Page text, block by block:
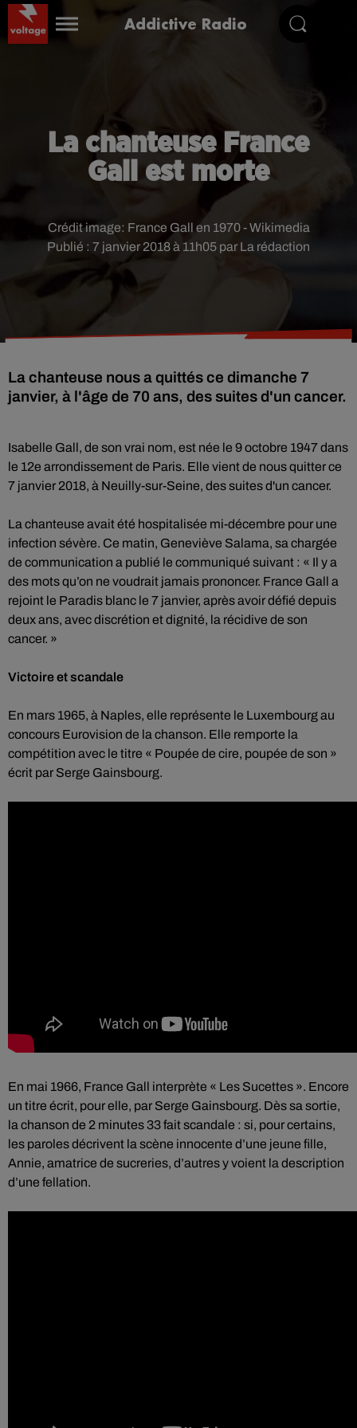
Addictive Radio
La chanteuse France
Gall est morte
Publié : 7 janvier 2018 à 11h05 par La rédaction
Crédit image: France Gall en 1970 - Wikimedia
La chanteuse nous a quittés ce dimanche 7
janvier, à l'âge de 70 ans, des suites d'un cancer.
Isabelle Gall, de son vrai nom, est née le 9 octobre 1947 dans
le 12e arrondissement de Paris. Elle vient de nous quitter ce
7 janvier 2018, à Neuilly-sur-Seine, des suites d'un cancer.
La chanteuse avait été hospitalisée mi-décembre pour une
infection sévère. Ce matin, Geneviève Salama, sa chargée
de communication a publié le communiqué suivant : « Il y a
des mots qu’on ne voudrait jamais prononcer. France Gall a
rejoint le Paradis blanc le 7 janvier, après avoir défié depuis
deux ans, avec discrétion et dignité, la récidive de son
cancer. »
Victoire et scandale
En mars 1965, à Naples, elle représente le Luxembourg au
concours Eurovision de la chanson. Elle remporte la
compétition avec le titre « Poupée de cire, poupée de son »
écrit par Serge Gainsbourg.
En mai 1966, France Gall interprète « Les Sucettes ». Encore
un titre écrit, pour elle, par Serge Gainsbourg. Dès sa sortie,
la chanson de 2 minutes 33 fait scandale : si, pour certains,
les paroles décrivent la scène innocente d’une jeune fille,
Annie, amatrice de sucreries, d’autres y voient la description
d’une fellation.